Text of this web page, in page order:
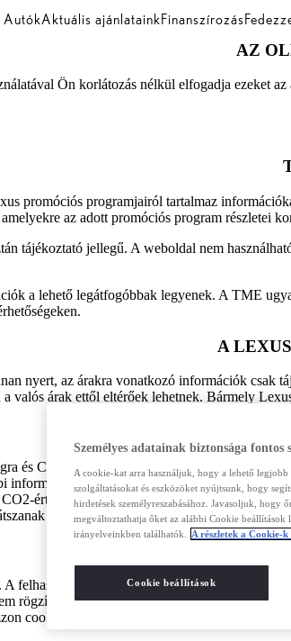
AutókAktuális ajánlatainkFinanszírozás
AZ
Ön korlátozás nélkül elfogadja ezeket
promóciós programjairól tartalmaz
az adott promóciós program részletei
tájékoztató jellegű. A weboldal nem
a lehető legátfogóbbak legyenek. A TME
A
nyert, az árakra vonatkozó információk csak
valós árak ettől eltérőek lehetnek. Bármely
és CO2-re vonatkozó érték ellenőrzött
szeretne, vagy szeretne egy
értékei eltérhetnek a mért értékektől. A
szerepet a jármű üzemanyag-fogyasztási
felhasználói aktivitás rögzítése és annak
rögzíti az egyéni felhasználók adatait, így
cookie-kat, illetve figyelmeztesse Önt, ha
Személyes adatainak biztonsága fontos
A cookie-kat arra használjuk, hogy a lehető
szolgáltatásokat és eszközöket nyújtsunk, hogy
hirdetések személyreszabásához. Javasoljuk, hogy
megváltoztathatja őket az alábbi Cookie beállítások
irányelveinkben találhatók.
A részletek a Cookie-
Cookie beállítások